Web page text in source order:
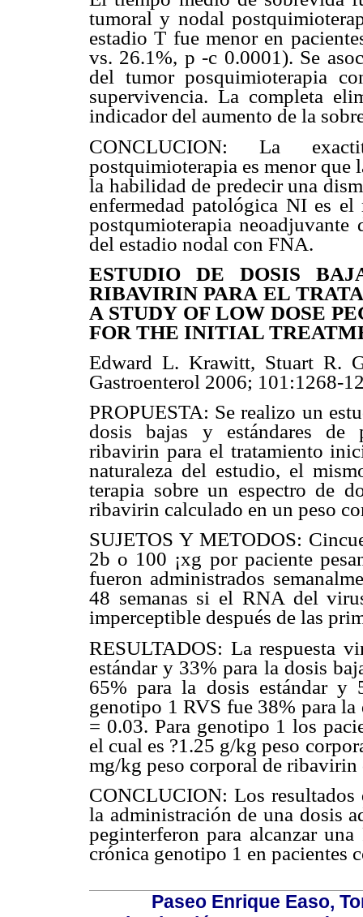
tumoral y nodal
estadio T fue menor en
vs. 26.1%, p -c 0.0001). Se
del tumor posquimioterapia
supervivencia. La completa
indicador del aumento de la
CONCLUCION: La
postquimioterapia es menor
la habilidad de predecir una
enfermedad patológica NI es
postqumioterapia neoadjuvante
del estadio nodal con FNA.
ESTUDIO DE DOSIS
RIBAVIRIN PARA EL
A STUDY OF LOW DOSE
FOR THE INITIAL
Edward L. Krawitt, Stuart R.
Gastroenterol 2006; 101:1268-
PROPUESTA: Se realizo un
dosis bajas y estándares de
ribavirin para el tratamiento
naturaleza del estudio, el
terapia sobre un espectro de
ribavirin calculado en un peso
SUJETOS Y METODOS:
2b o 100 ¡xg por paciente
fueron administrados
48 semanas si el RNA del
imperceptible después de las
RESULTADOS: La respuesta
estándar y 33% para la dosis
65% para la dosis estándar
genotipo 1 RVS fue 38% para
= 0.03. Para genotipo 1 los
el cual es ?1.25 g/kg peso
mg/kg peso corporal de
CONCLUCION: Los resultados
la administración de una dosis
peginterferon para alcanzar
crónica genotipo 1 en pacientes
Paseo Enrique Easo,